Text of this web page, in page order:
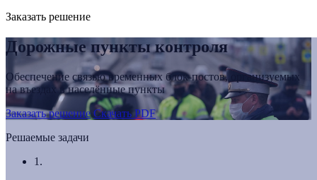
Заказать решение
Дорожные пункты контроля
Обеспечение связью временных блок-постов, организуемых
на въездах в населённые пункты
Заказать решение Скачать PDF
Решаемые задачи
1.